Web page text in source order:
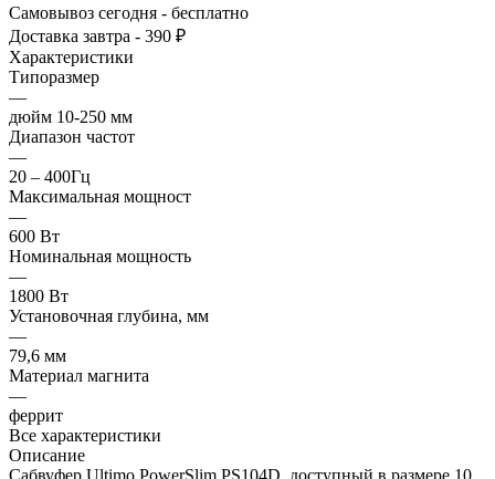
Самовывоз сегодня - бесплатно
Доставка завтра - 390 ₽
Характеристики
Типоразмер
—
дюйм 10-250 мм
Диапазон частот
—
20 – 400Гц
Максимальная мощност
—
600 Вт
Номинальная мощность
—
1800 Вт
Установочная глубина, мм
—
79,6 мм
Материал магнита
—
феррит
Все характеристики
Описание